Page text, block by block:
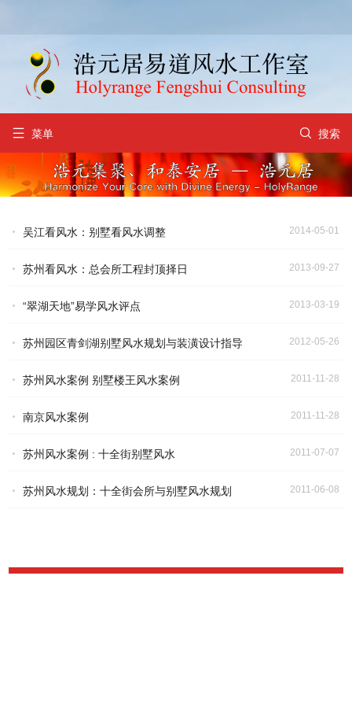
 菜单  搜索
吴江看风水：别墅看风水调整 2014-05-01
苏州看风水：总会所工程封顶择日 2013-09-27
“翠湖天地”易学风水评点 2013-03-19
苏州园区青剑湖别墅风水规划与装潢设计指导 2012-05-26
苏州风水案例 别墅楼王风水案例 2011-11-28
南京风水案例 2011-11-28
苏州风水案例 : 十全街别墅风水 2011-07-07
苏州风水规划：十全街会所与别墅风水规划 2011-06-08